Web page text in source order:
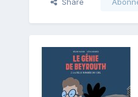
Share